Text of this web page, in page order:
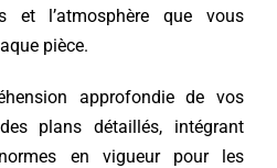
et l’atmosphère que vous
pièce.
approfondie de vos
plans détaillés, intégrant
en vigueur pour les